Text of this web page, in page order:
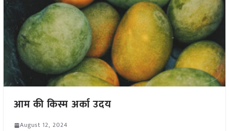
आम की किस्म अर्का उदय
August 12, 2024